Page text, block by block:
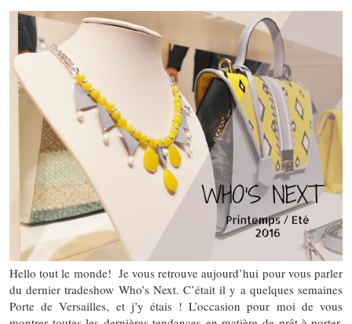
Hello tout le monde! Je vous retrouve aujourd’hui pour vous parler
du dernier tradeshow Who’s Next. C’était il y a quelques semaines
Porte de Versailles, et j’y étais ! L’occasion pour moi de vous